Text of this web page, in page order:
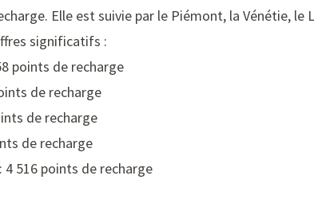
Elle est suivie par le Piémont, la Vénétie,
significatifs :
points de recharge
de recharge
de recharge
de recharge
: 4 516 points de recharge